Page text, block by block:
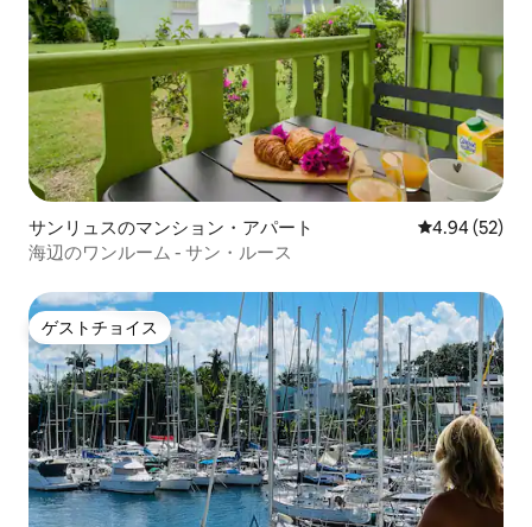
サンリュスのマンション・アパート レビュー52
4.94 (52)
海辺のワンルーム - サン・ルース
ゲストチョイス
ゲストチョイス